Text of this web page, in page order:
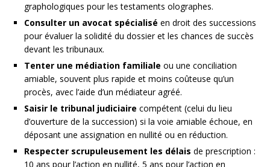
graphologiques pour les testaments olographes.
Consulter un avocat spécialisé en droit des successions
pour évaluer la solidité du dossier et les chances de succès
devant les tribunaux.
Tenter une médiation familiale ou une conciliation
amiable, souvent plus rapide et moins coûteuse qu’un
procès, avec l’aide d’un médiateur agréé.
Saisir le tribunal judiciaire compétent (celui du lieu
d’ouverture de la succession) si la voie amiable échoue, en
déposant une assignation en nullité ou en réduction.
Respecter scrupuleusement les délais de prescription :
10 ans pour l’action en nullité, 5 ans pour l’action en